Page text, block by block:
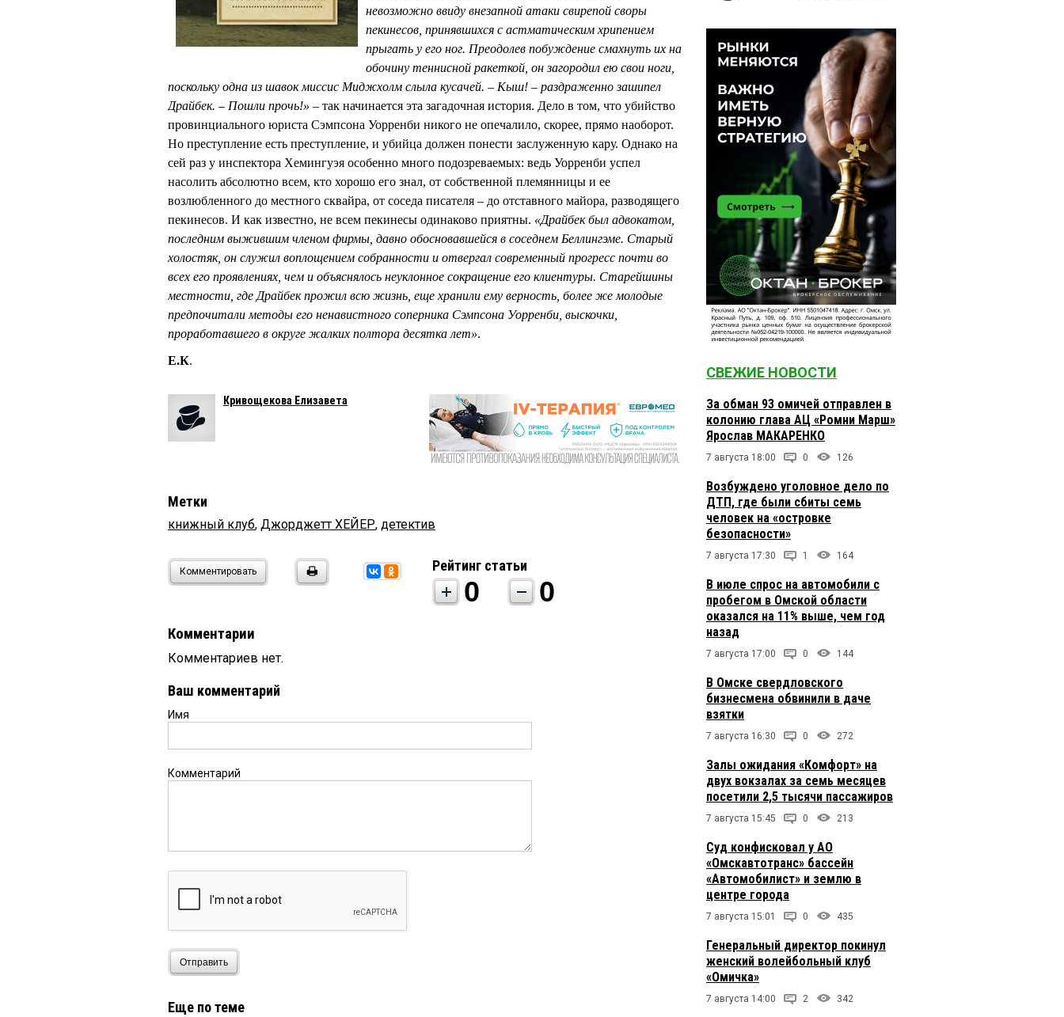
невозможно ввиду внезапной атаки свирепой своры
пекинесов, принявшихся с астматическим хрипением
прыгать у его ног. Преодолев побуждение смахнуть их на
обочину теннисной ракеткой, он загородил ею свои ноги,
поскольку одна из шавок миссис Миджхолм слыла кусачей. – Кыш! – раздраженно зашипел
Драйбек. – Пошли прочь!» – так начинается эта загадочная история. Дело в том, что убийство
провинциального юриста Сэмпсона Уорренби никого не опечалило, скорее, прямо наоборот.
Но преступление есть преступление, и убийца должен понести заслуженную кару. Однако на
сей раз у инспектора Хемингуэя особенно много подозреваемых: ведь Уорренби успел
насолить абсолютно всем, кто хорошо его знал, от собственной племянницы и ее
возлюбленного до местного сквайра, от соседа писателя – до отставного майора, разводящего
пекинесов. И как известно, не всем пекинесы одинаково приятны. «Драйбек был адвокатом,
последним выжившим членом фирмы, давно обосновавшейся в соседнем Беллингэме. Старый
холостяк, он служил воплощением собранности и отвергал современный прогресс почти во
всех его проявлениях, чем и объяснялось неуклонное сокращение его клиентуры. Старейшины
местности, где Драйбек прожил всю жизнь, еще хранили ему верность, более же молодые
предпочитали методы его ненавистного соперника Сэмпсона Уорренби, выскочки,
проработавшего в округе жалких полтора десятка лет».
Е.К.
Кривощекова Елизавета
Метки
книжный клуб, Джорджетт ХЕЙЕР, детектив
Комментировать Рейтинг статьи
0 0
Комментарии
Комментариев нет.
Ваш комментарий
Имя
Комментарий
Отправить
Еще по теме
СВЕЖИЕ НОВОСТИ
За обман 93 омичей отправлен в
колонию глава АЦ «Ромни Марш»
Ярослав МАКАРЕНКО
7 августа 18:00 0 126
Возбуждено уголовное дело по
ДТП, где были сбиты семь
человек на «островке
безопасности»
7 августа 17:30 1 164
В июле спрос на автомобили с
пробегом в Омской области
оказался на 11% выше, чем год
назад
7 августа 17:00 0 144
В Омске свердловского
бизнесмена обвинили в даче
взятки
7 августа 16:30 0 272
Залы ожидания «Комфорт» на
двух вокзалах за семь месяцев
посетили 2,5 тысячи пассажиров
7 августа 15:45 0 213
Суд конфисковал у АО
«Омскавтотранс» бассейн
«Автомобилист» и землю в
центре города
7 августа 15:01 0 435
Генеральный директор покинул
женский волейбольный клуб
«Омичка»
7 августа 14:00 2 342